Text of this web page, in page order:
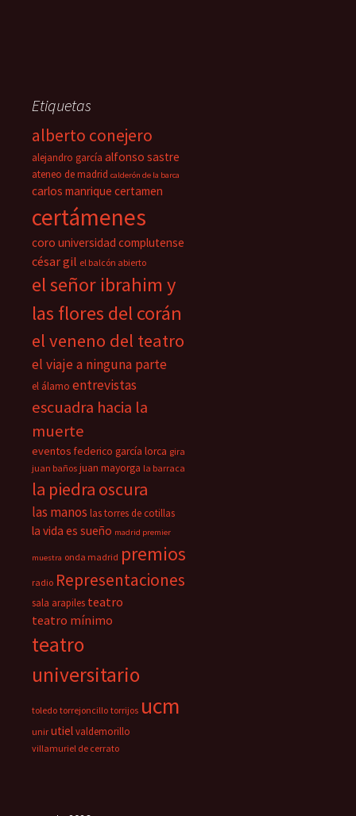
Etiquetas
alberto conejero
alejandro garcía alfonso sastre
ateneo de madrid calderón de la barca
carlos manrique certamen
certámenes
coro universidad complutense
césar gil el balcón abierto
el señor ibrahim y
las flores del corán
el veneno del teatro
el viaje a ninguna parte
el álamo entrevistas
escuadra hacia la
muerte
eventos federico garcía lorca gira
juan baños juan mayorga la barraca
la piedra oscura
las manos las torres de cotillas
la vida es sueño madrid premier
muestra onda madrid premios
radio Representaciones
sala arapiles teatro
teatro mínimo
teatro
universitario
toledo torrejoncillo torrijos ucm
unir utielvaldemorillo
villamuriel de cerrato